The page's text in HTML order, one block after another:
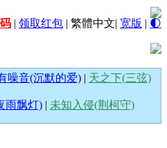
| 领取红包 | 繁體中文| 宽版 | 🌓
噪音(沉默的爱) | 天之下(三弦)
雨飘灯) | 未知入侵(荆柯守)